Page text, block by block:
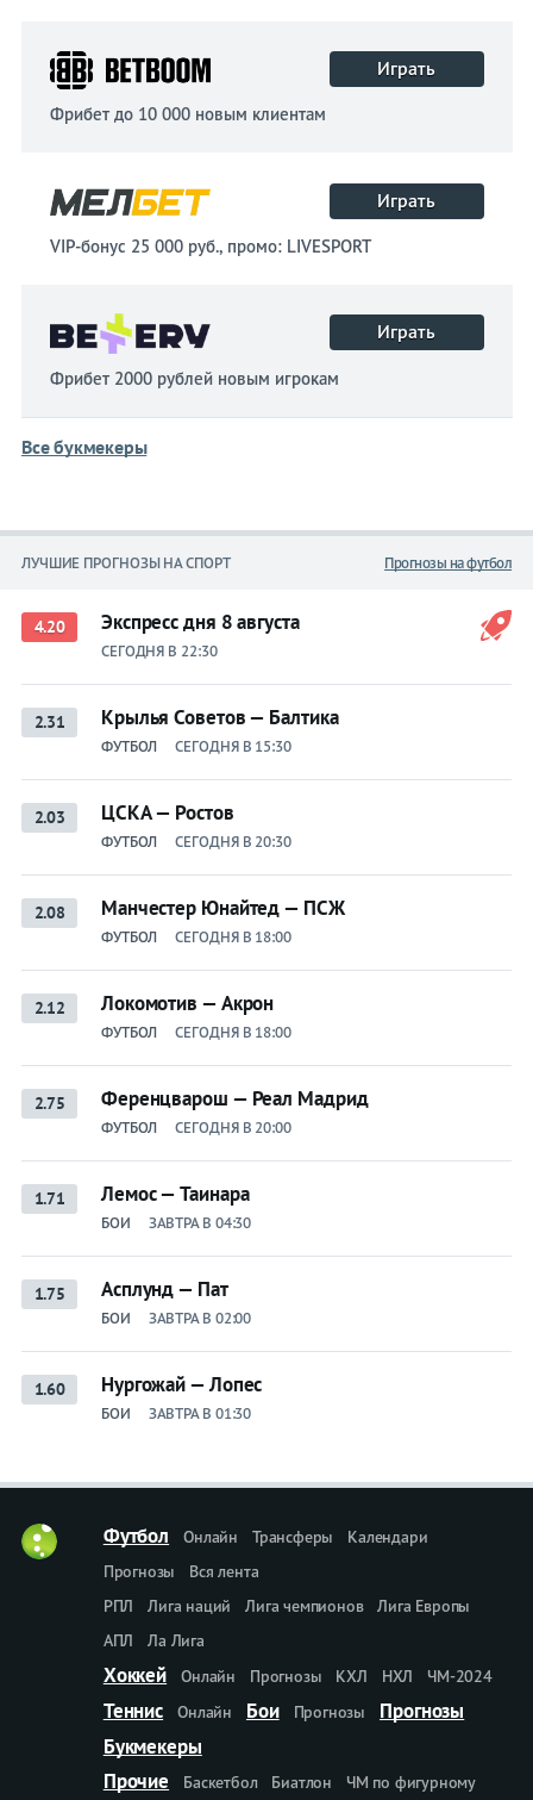
Играть
Фрибет до 10 000 новым клиентам
Играть
VIP-бонус 25 000 руб., промо: LIVESPORT
Играть
Фрибет 2000 рублей новым игрокам
Все букмекеры
ЛУЧШИЕ ПРОГНОЗЫ НА СПОРТ Прогнозы на футбол
4.20 Экспресс дня 8 августа
СЕГОДНЯ В 22:30
2.31 Крылья Советов — Балтика
ФУТБОЛ СЕГОДНЯ В 15:30
2.03 ЦСКА — Ростов
ФУТБОЛ СЕГОДНЯ В 20:30
2.08 Манчестер Юнайтед — ПСЖ
ФУТБОЛ СЕГОДНЯ В 18:00
2.12 Локомотив — Акрон
ФУТБОЛ СЕГОДНЯ В 18:00
2.75 Ференцварош — Реал Мадрид
ФУТБОЛ СЕГОДНЯ В 20:00
1.71 Лемос — Таинара
БОИ ЗАВТРА В 04:30
1.75 Асплунд — Пат
БОИ ЗАВТРА В 02:00
1.60 Нургожай — Лопес
БОИ ЗАВТРА В 01:30
Футбол Онлайн Трансферы
Календари
Прогнозы
Вся лента
РПЛ
Лига наций Лига чемпионов
Лига Европы
АПЛ
Ла Лига
Хоккей Онлайн Прогнозы КХЛ НХЛ ЧМ-2024
Теннис Онлайн Бои Прогнозы
Прогнозы
Букмекеры
Прочие
Баскетбол Биатлон ЧМ по фигурному